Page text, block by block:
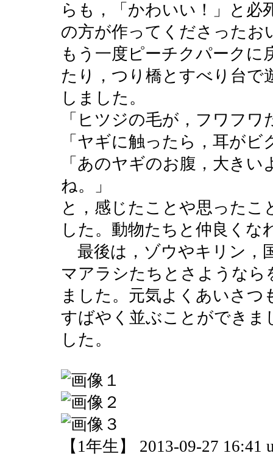
らも，「かわいい！」と必
の方が作ってくださったお
もう一度ピーチクパークに
たり，つり橋とすべり台で
しました。
「ヒツジの毛が，フワフワ
「ヤギに触ったら，耳が
「あのヤギのお腹，大き
ね。」
と，感じたことや思った
した。動物たちと仲良くな
最後は，ゾウやキリン，
マアラシたちとさようなら
ました。元気よくあいさ
すばやく並ぶことができま
した。
【1年生】 2013-09-27 16:41